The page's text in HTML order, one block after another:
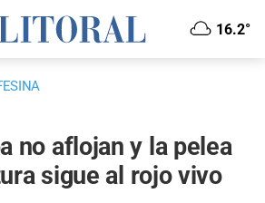
16.2°
no aflojan y la pelea
sigue al rojo vivo